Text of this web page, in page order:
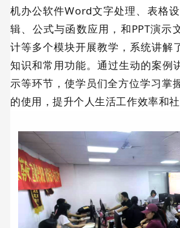
机办公软件Word文字处理、表格
辑、公式与函数应用，和PPT演示
计等多个模块开展教学，系统讲解
知识和常用功能。通过生动的案例
示等环节，使学员们全方位学习掌
的使用，提升个人生活工作效率和社